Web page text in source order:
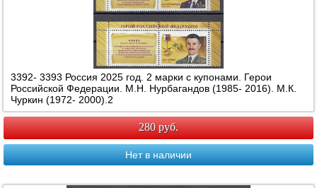
3392- 3393 Россия 2025 год. 2 марки с купонами. Герои
Российской Федерации. М.Н. Нурбагандов (1985- 2016). М.К.
Чуркин (1972- 2000).2
280 руб.
Нет в наличии